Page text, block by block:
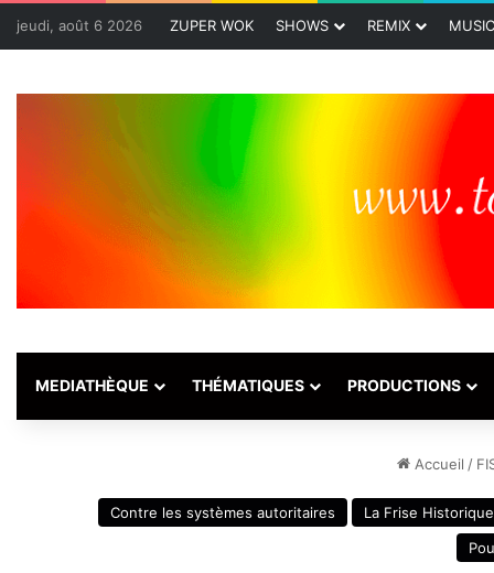
jeudi, août 6 2026 ZUPER WOK SHOWS REMIX MUSIC
MEDIATHÈQUE THÉMATIQUES PRODUCTIONS
Accueil /
Contre les systèmes autoritaires
La Frise Historique